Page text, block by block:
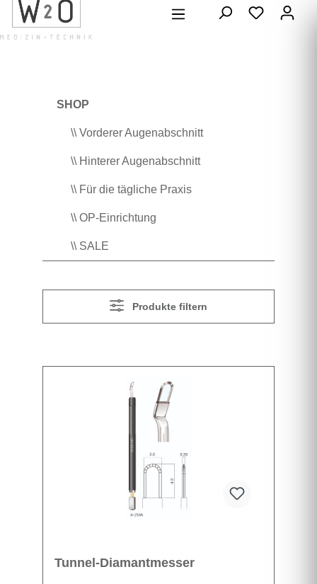
springen
SHOP
\\ Vorderer Augenabschnitt
\\ Hinterer Augenabschnitt
\\ Für die tägliche Praxis
\\ OP-Einrichtung
\\ SALE
Produkte filtern
Tunnel-Diamantmesser